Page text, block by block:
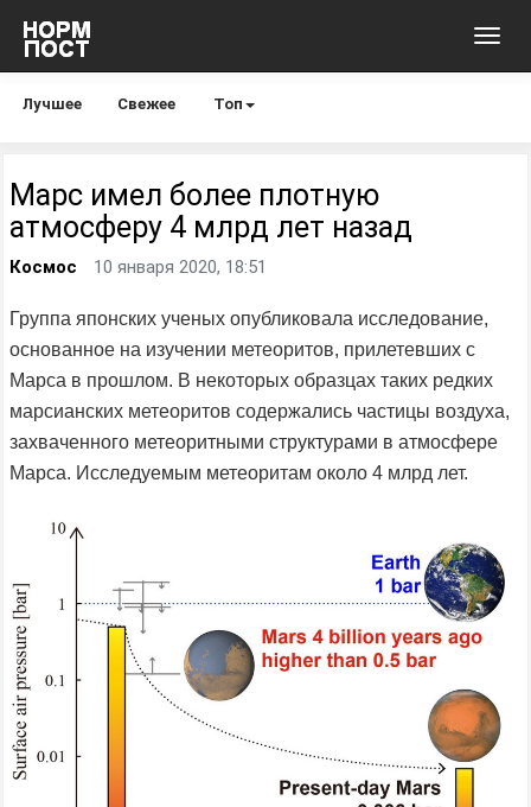
Лучшее Свежее Топ
Марс имел более плотную
атмосферу 4 млрд лет назад
Космос 10 января 2020, 18:51
Группа японских ученых опубликовала исследование,
основанное на изучении метеоритов, прилетевших с
Марса в прошлом. В некоторых образцах таких редких
марсианских метеоритов содержались частицы воздуха,
захваченного метеоритными структурами в атмосфере
Марса. Исследуемым метеоритам около 4 млрд лет.